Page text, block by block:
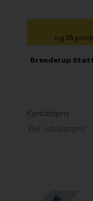
og få
Brenderup
Kontantpris
Vejl. udsalgspris